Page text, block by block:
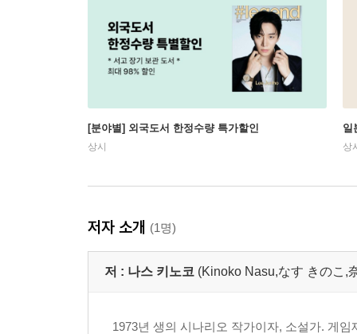
[분야별] 외국도서 한정수량 특가할인
상시
일
상
저자 소개 (1명)
저 : 나스 키노코 (Kinoko Nasu,なす きのこ,
1973년 생의 시나리오 작가이자, 소설가. 게